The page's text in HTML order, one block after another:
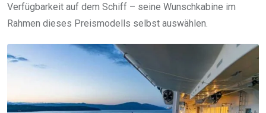
Verfügbarkeit auf dem Schiff – seine Wunschkabine im
Rahmen dieses Preismodells selbst auswählen.